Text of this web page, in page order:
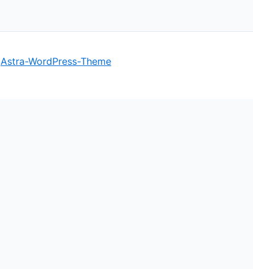
Astra-WordPress-Theme